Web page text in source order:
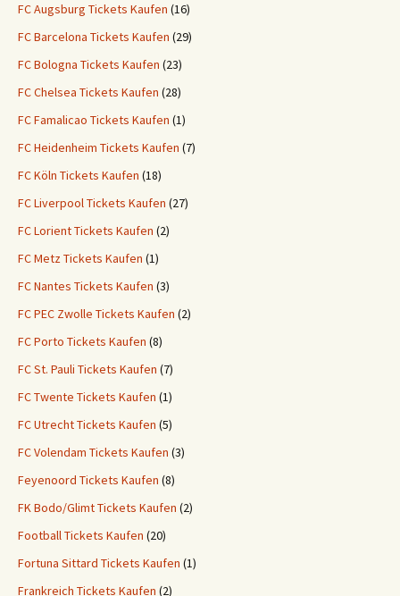
FC Augsburg Tickets Kaufen (16)
FC Barcelona Tickets Kaufen (29)
FC Bologna Tickets Kaufen (23)
FC Chelsea Tickets Kaufen (28)
FC Famalicao Tickets Kaufen (1)
FC Heidenheim Tickets Kaufen (7)
FC Köln Tickets Kaufen (18)
FC Liverpool Tickets Kaufen (27)
FC Lorient Tickets Kaufen (2)
FC Metz Tickets Kaufen (1)
FC Nantes Tickets Kaufen (3)
FC PEC Zwolle Tickets Kaufen (2)
FC Porto Tickets Kaufen (8)
FC St. Pauli Tickets Kaufen (7)
FC Twente Tickets Kaufen (1)
FC Utrecht Tickets Kaufen (5)
FC Volendam Tickets Kaufen (3)
Feyenoord Tickets Kaufen (8)
FK Bodo/Glimt Tickets Kaufen (2)
Football Tickets Kaufen (20)
Fortuna Sittard Tickets Kaufen (1)
Frankreich Tickets Kaufen (2)